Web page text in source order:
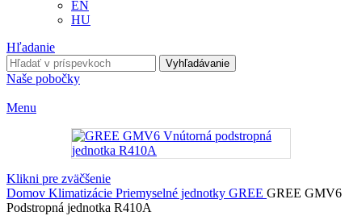
EN
HU
Hľadanie
Vyhľadávanie
Naše pobočky
Menu
Klikni pre zväčšenie
Domov Klimatizácie Priemyselné jednotky GREE GREE GMV6
Podstropná jednotka R410A